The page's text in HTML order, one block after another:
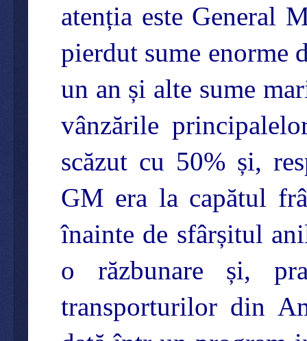
atenția este General
pierdut sume enorme
un an și alte sume
vânzările
scăzut cu 50% și,
GM era la capătul
înainte de sfârșitul
o răzbunare și,
transporturilor din